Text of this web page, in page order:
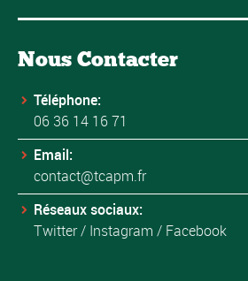
Nous Contacter
Téléphone:
06 36 14 16 71
Email:
contact@tcapm.fr
Réseaux sociaux:
Twitter/ Instagram / Facebook